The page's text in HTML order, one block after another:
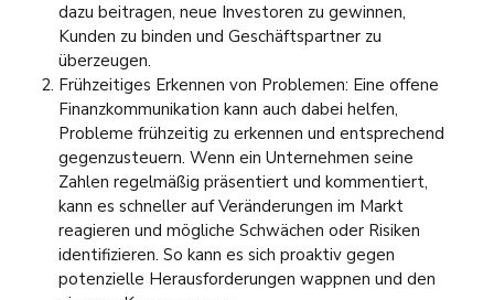
dazu beitragen, neue Investoren zu gewinnen,
Kunden zu binden und Geschäftspartner zu
überzeugen.
Frühzeitiges Erkennen von Problemen: Eine offene
Finanzkommunikation kann auch dabei helfen,
Probleme frühzeitig zu erkennen und entsprechend
gegenzusteuern. Wenn ein Unternehmen seine
Zahlen regelmäßig präsentiert und kommentiert,
kann es schneller auf Veränderungen im Markt
reagieren und mögliche Schwächen oder Risiken
identifizieren. So kann es sich proaktiv gegen
potenzielle Herausforderungen wappnen und den